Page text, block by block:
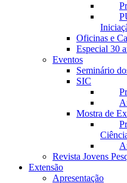
Oficinas e
Especial 30
Eventos
Seminário
SIC
Mostra de
Revista Jovens
Extensão
Apresentação